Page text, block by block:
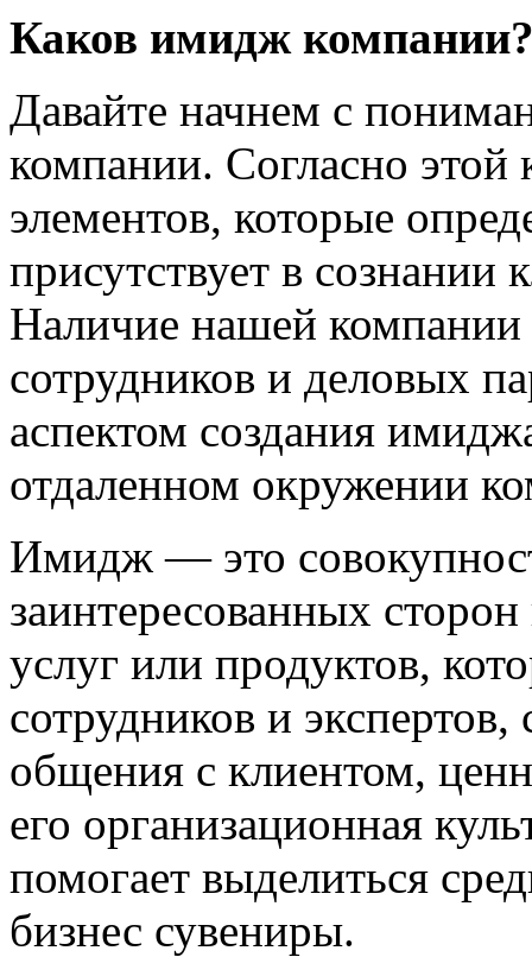
Каков имидж
Давайте начнем с
компании. Согласно этой
элементов, которые
присутствует в сознании
Наличие нашей компании
сотрудников и деловых
аспектом создания
отдаленном окружении
Имидж — это
заинтересованных
услуг или продуктов,
сотрудников и
общения с клиентом,
его организационная
помогает выделиться
бизнес сувениры.